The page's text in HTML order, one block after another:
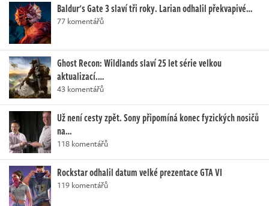
Baldur's Gate 3 slaví tři roky. Larian odhalil překvapivé…
77 komentářů
Ghost Recon: Wildlands slaví 25 let série velkou
aktualizací.…
43 komentářů
Už není cesty zpět. Sony připomíná konec fyzických nosičů
na…
118 komentářů
Rockstar odhalil datum velké prezentace GTA VI
119 komentářů